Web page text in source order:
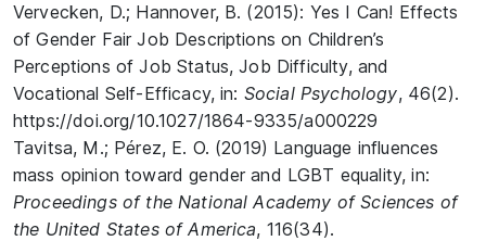
Vervecken, D.; Hannover, B. (2015): Yes I Can! Effects
of Gender Fair Job Descriptions on Children’s
Perceptions of Job Status, Job Difficulty, and
Vocational Self-Efficacy, in: Social Psychology, 46(2).
https://doi.org/10.1027/1864-9335/a000229
Tavitsa, M.; Pérez, E. O. (2019) Language influences
mass opinion toward gender and LGBT equality, in:
Proceedings of the National Academy of Sciences of
the United States of America, 116(34).